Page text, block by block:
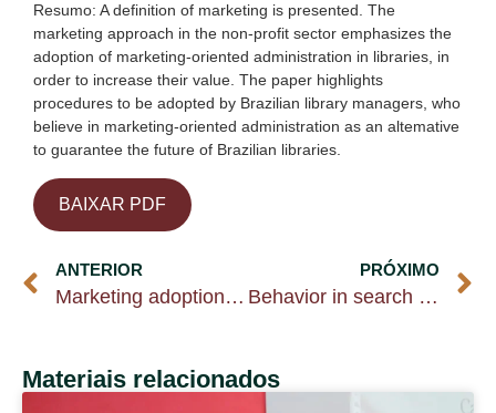
Resumo: A definition of marketing is presented. The
marketing approach in the non-profit sector emphasizes the
adoption of marketing-oriented administration in libraries, in
order to increase their value. The paper highlights
procedures to be adopted by Brazilian library managers, who
believe in marketing-oriented administration as an altemative
to guarantee the future of Brazilian libraries.
BAIXAR PDF
ANTERIOR
Marketing adoption in Brazilian Geoscience and Mineral Technology Libraries: a study of library managers’ opinions
PRÓXIMO
Behavior in search of information and creation of organizational knowledge in a big financial institution
Materiais relacionados